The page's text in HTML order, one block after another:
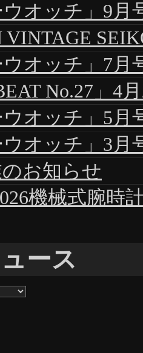
ウオッチ」9月
VINTAGE
ウオッチ」7月
No.27」4
ウオッチ」5月
ウオッチ」3月
お知らせ
機械式腕時
ース